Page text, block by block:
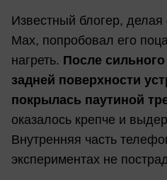
Известный блогер,
Max, попробовал его
нагреть. После
задней поверхности
покрылась паутиной
оказалось крепче и
Внутренняя часть
экспериментах не